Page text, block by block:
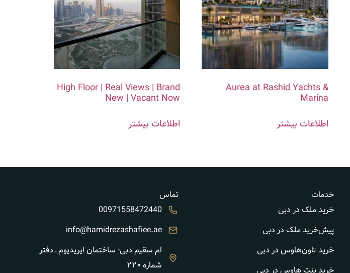
Aurea at Rashid Yachts &
Marina
اطلاعات بیشتر
High Floor | Real Views | Brand
New | Vacant Now
اطلاعات بیشتر
خدمات
خرید ملک در دبی
پیش‌خرید ملک در دبی
خرید تاون‌هاوس در دبی
خرید پنت هاوس در دبی
تماس
00971558472440
info@hamidrezashafiee.ae
ام سقیم دبی- ساختمان ایریدیوم ـ دفتر
شماره ۲۲۰